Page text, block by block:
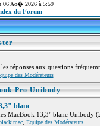
06 Ao� 2026 à 5:59
du Forum
réponses aux questions
des Modérateurs
Pro Unibody
blanc
MacBook 13,3" blanc Unibody
, Equipe des Modérateurs